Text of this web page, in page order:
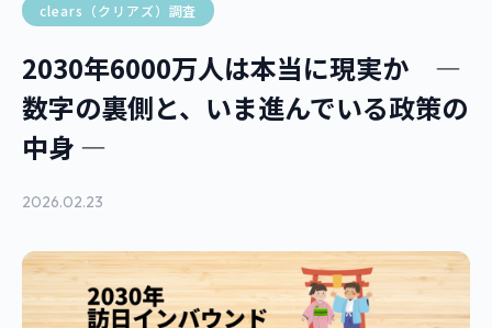
clears（クリアズ）調査
2030年6000万人は本当に現実か ―
数字の裏側と、いま進んでいる政策の
中身 ―
2026.02.23